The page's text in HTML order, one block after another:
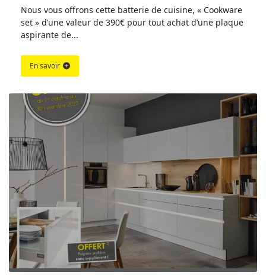
Nous vous offrons cette batterie de cuisine, « Cookware
set » d’une valeur de 390€ pour tout achat d’une plaque
aspirante de...
En savoir